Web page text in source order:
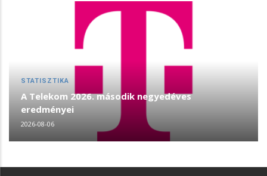
STATISZTIKA
A Telekom 2026. második negyedéves
eredményei
2026-08-06